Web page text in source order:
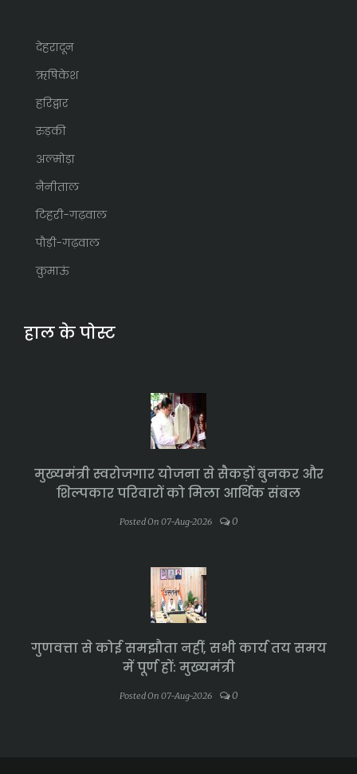
देहरादून
ऋषिकेश
हरिद्वार
रुड़की
अल्मोड़ा
नैनीताल
टिहरी-गढ़वाल
पौड़ी-गढ़वाल
कुमाऊं
हाल के पोस्ट
मुख्यमंत्री स्वरोजगार योजना से सैकड़ों बुनकर और
शिल्पकार परिवारों को मिला आर्थिक संबल
Posted On 07-Aug-2026 0
गुणवत्ता से कोई समझौता नहीं, सभी कार्य तय समय
में पूर्ण हों: मुख्यमंत्री
Posted On 07-Aug-2026 0